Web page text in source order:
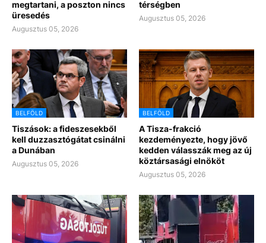
megtartani, a poszton nincs
üresedés
Augusztus 05, 2026
térségben
Augusztus 05, 2026
BELFÖLD
Tiszások: a fideszesekből
kell duzzasztógátat csinálni
a Dunában
Augusztus 05, 2026
BELFÖLD
A Tisza-frakció
kezdeményezte, hogy jövő
kedden válasszák meg az új
köztársasági elnököt
Augusztus 05, 2026